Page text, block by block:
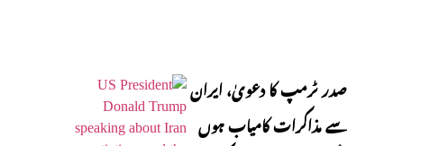
صدر ٹرمپ کا دعویٰ، ایران
سے مذاکرات کامیاب ہوں